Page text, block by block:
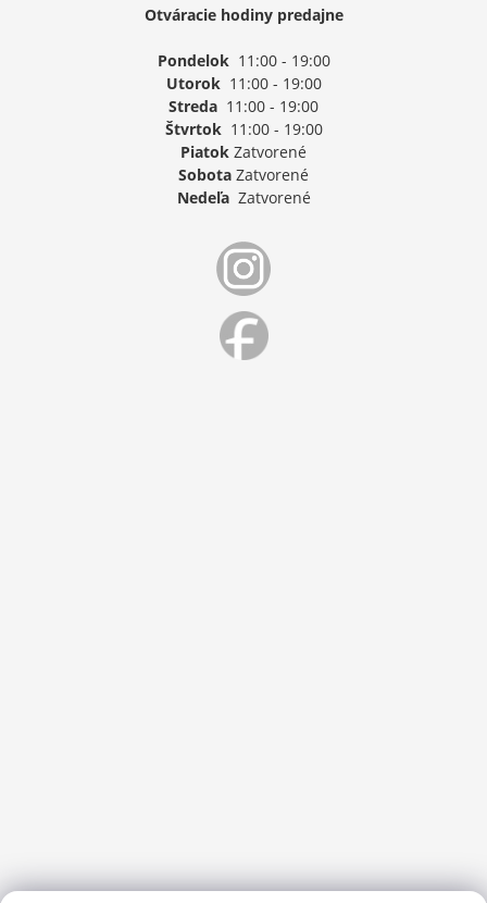
Otváracie hodiny predajne
Pondelok11:00 - 19:00
Utorok11:00 - 19:00
Streda 11:00 - 19:00
Štvrtok11:00 - 19:00
Piatok Zatvorené
Sobota Zatvorené
NedeľaZatvorené